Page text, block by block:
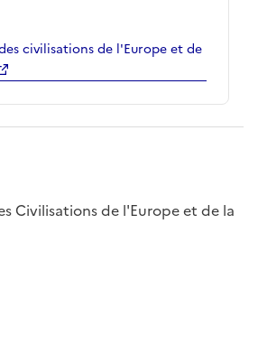
civilisations de l'Europe et de
Civilisations de l'Europe et de la